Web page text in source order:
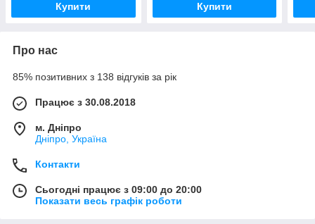
Купити Купити
Про нас
85% позитивних з 138 відгуків за рік
Працює з 30.08.2018
м. Дніпро
Дніпро, Україна
Контакти
Сьогодні працює з 09:00 до 20:00
Показати весь графік роботи